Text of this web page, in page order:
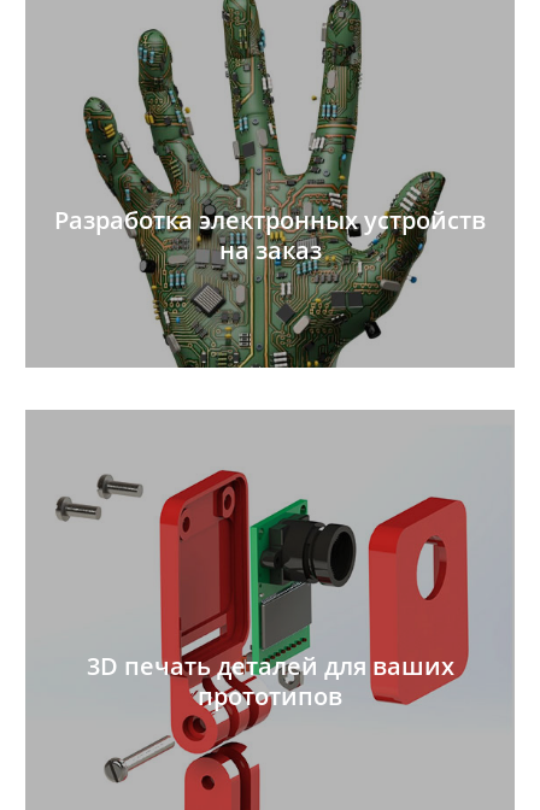
Разработка электронных устройств
на заказ
3D печать деталей для ваших
прототипов